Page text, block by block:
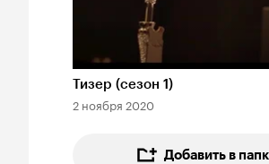
Длительность 30 сек
Тизер (сезон 1)
2 ноября 2020
Добавить в